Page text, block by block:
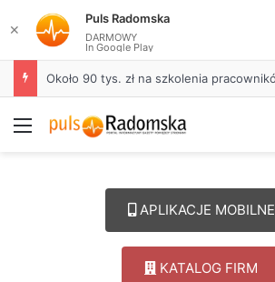
Menu
APLIKACJE MOBILNE
KATALOG FIRM
✕
Puls Radomska
DARMOWY
In Google Play